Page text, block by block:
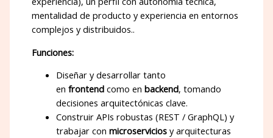
mentalidad de producto y experiencia en entornos
complejos y distribuidos..
Funciones:
Diseñar y desarrollar tanto
enfrontend como enbackend, tomando
decisiones arquitectónicas clave.
Construir APIs robustas (REST / GraphQL) y
trabajar conmicroservicios y arquitecturas